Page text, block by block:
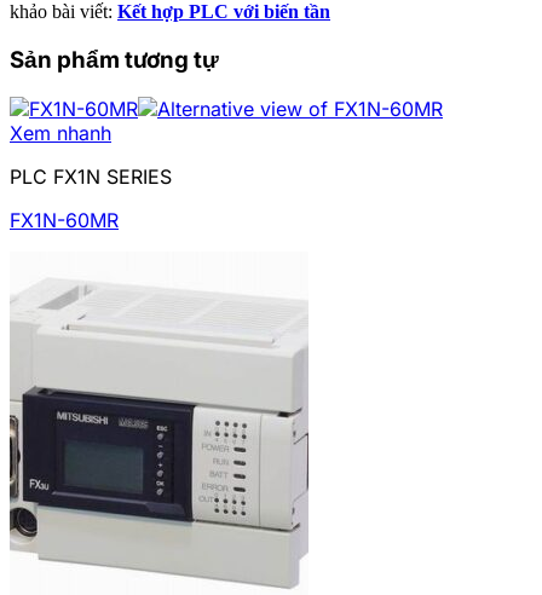
khảo bài viết: Kết hợp PLC với biến tần
Sản phẩm tương tự
Xem nhanh
PLC FX1N SERIES
FX1N-60MR